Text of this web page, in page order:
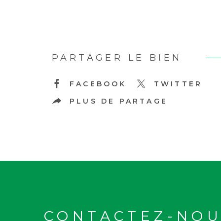
PARTAGER LE BIEN
FACEBOOK
TWITTER
PLUS DE PARTAGE
CONTACTEZ-